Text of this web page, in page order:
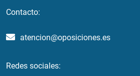
Contacto:
atencion@oposiciones.es
Redes sociales: